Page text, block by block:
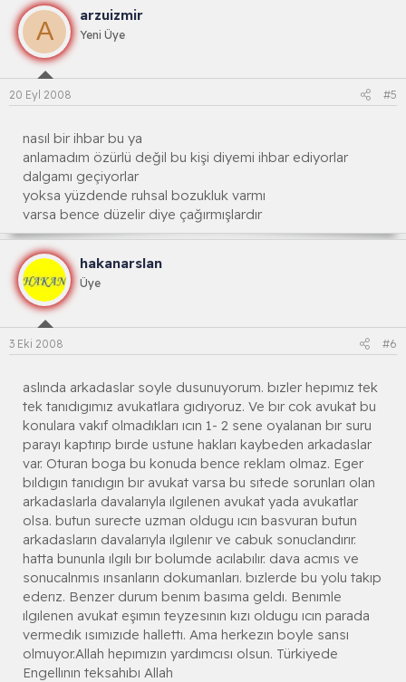
A
arzuizmir
Yeni Üye
20 Eyl 2008 #5
nasıl bir ihbar bu ya
anlamadım özürlü değil bu kişi diyemi ihbar ediyorlar
dalgamı geçiyorlar
yoksa yüzdende ruhsal bozukluk varmı
varsa bence düzelir diye çağırmışlardır
hakanarslan
Üye
3 Eki 2008 #6
aslında arkadaslar soyle dusunuyorum. bızler hepımız tek
tek tanıdıgımız avukatlara gıdıyoruz. Ve bır cok avukat bu
konulara vakıf olmadıkları ıcın 1- 2 sene oyalanan bır suru
parayı kaptırıp bırde ustune hakları kaybeden arkadaslar
var. Oturan boga bu konuda bence reklam olmaz. Eger
bıldıgın tanıdıgın bır avukat varsa bu sıtede sorunları olan
arkadaslarla davalarıyla ılgılenen avukat yada avukatlar
olsa. butun surecte uzman oldugu ıcın basvuran butun
arkadasların davalarıyla ılgılenır ve cabuk sonuclandırır.
hatta bununla ılgılı bır bolumde acılabılır. dava acmıs ve
sonucalnmıs ınsanların dokumanları. bızlerde bu yolu takıp
ederız. Benzer durum benım basıma geldı. Benımle
ılgılenen avukat eşımın teyzesının kızı oldugu ıcın parada
vermedık ısımızıde hallettı. Ama herkezın boyle sansı
olmuyor.Allah hepımızın yardımcısı olsun. Türkiyede
Engellının teksahıbı Allah